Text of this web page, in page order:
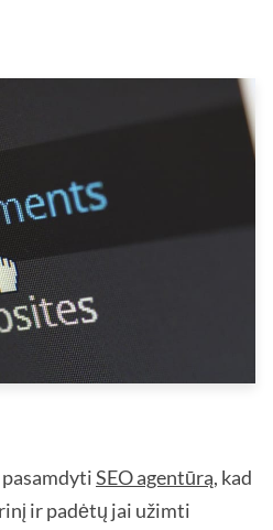
SEO agentūrą, kad
ir padėtų jai užimti